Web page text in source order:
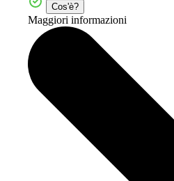
Cos'è?
Maggiori informazioni